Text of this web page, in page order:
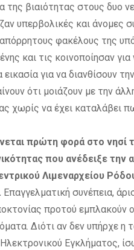
της βιαιότητας στους δυο
υπερβολικές και άνομες
φακέλους της
και τις κοινοποίησαν
για να διανθίσουν
ότι μοιάζουν με την
χωρίς να έχει καταλάβει
πρώτη φορά στο νησί
που ανέδειξε την
Λιμεναρχείου
Επαγγελματική συνέπεια,
προτού
Διότι αν δεν υπήρχε η
Εγκλήματος,